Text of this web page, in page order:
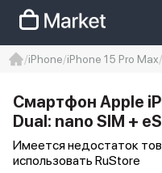
Iphone 14 pro max
iPhone iPhone 15 Pro Max
Смартфон Apple
Dual: nano SIM +
Имеется недостаток
использовать RuStore